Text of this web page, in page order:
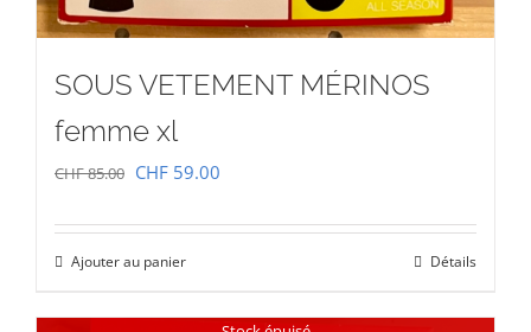
SOUS VETEMENT MÉRINOS
femme xl
CHF85.00 Le
initial
était :
CHF 85.00.
CHF 59.00
actuel
CHF 59.00.
Ajouter au panier Détails